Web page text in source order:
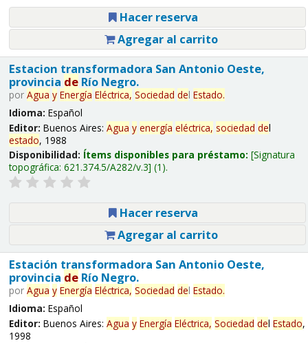
Hacer reserva
Agregar al carrito
Estacion transformadora San Antonio Oeste,
provincia deRío Negro.
por Agua y Energía Eléctrica, Sociedad del Estado.
Idioma: Español
Editor: Buenos Aires: Agua y energía eléctrica, sociedad del
estado, 1988
Disponibilidad: Ítems disponibles para préstamo: Signatura
topográfica: 621.374.5/A282/v.3 (1).
Hacer reserva
Agregar al carrito
Estación transformadora San Antonio Oeste,
provincia deRío Negro.
por Agua y Energía Eléctrica, Sociedad del Estado.
Idioma: Español
Editor: Buenos Aires: Agua y Energía Eléctrica, Sociedad del Estado,
1998